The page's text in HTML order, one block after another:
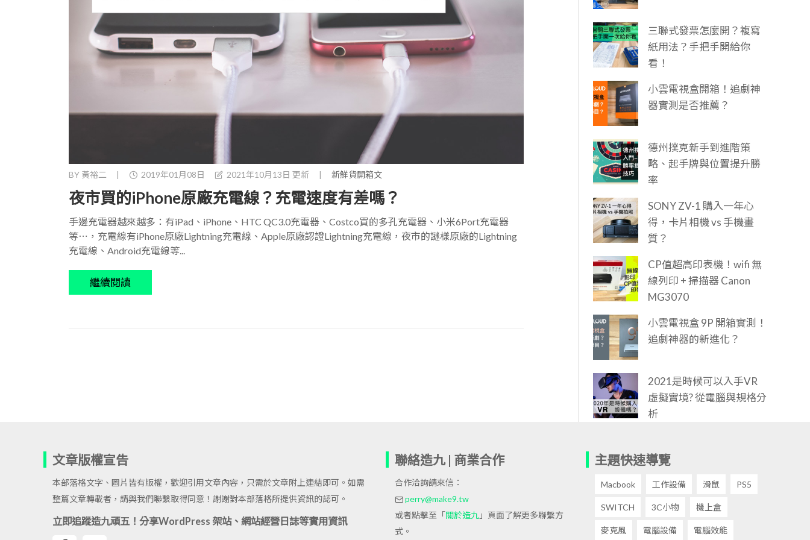
BY 黃裕二 | 2019年01月08日 2021年10月13日 更新 | 新鮮貨開箱文
夜市買的iPhone原廠充電線？充電速度有差嗎？
手邊充電器越來越多：有iPad、iPhone、HTC QC3.0充電器、Costco買的多孔充電器、小米6Port充電器
等⋯，充電線有iPhone原廠Lightning充電線、Apple原廠認證Lightning充電線，夜市的謎樣原廠的Lightning
充電線、Android充電線等...
繼續閱讀
三聯式發票怎麼開？複寫
紙用法？手把手開給你
看！
小雲電視盒開箱！追劇神
器實測是否推薦？
德州撲克新手到進階策
略、起手牌與位置提升勝
率
SONY ZV-1 購入一年心
得，卡片相機 vs 手機畫
質？
CP值超高印表機！wifi 無
線列印 + 掃描器 Canon
MG3070
小雲電視盒 9P 開箱實測！
追劇神器的新進化？
2021是時候可以入手VR
虛擬實境? 從電腦與規格分
析
文章版權宣告
本部落格文字、圖片皆有版權，歡迎引用文章內容，只需於文章附上連結即可。如需
整篇文章轉載者，請與我們聯繫取得同意！謝謝對本部落格所提供資訊的認可。
立即追蹤造九頑五！分享WordPress 架站、網站經營日誌等實用資訊
聯絡造九 | 商業合作
合作洽詢請來信：
perry@make9.tw
或者點擊至「關於造九 」頁面了解更多聯繫方
式。
主題快速導覽
Macbook 工作設備 滑鼠 PS5
SWITCH 3C小物 機上盒
麥克風 電腦設備 電腦效能